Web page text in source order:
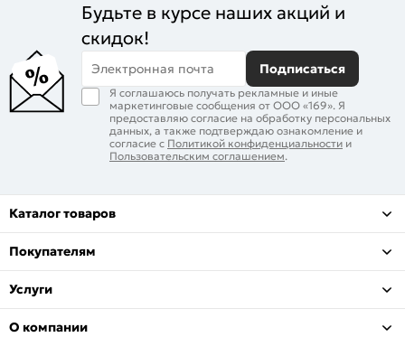
Будьте в курсе наших акций и
скидок!
Электронная почта Подписаться
Я соглашаюсь получать рекламные и иные
маркетинговые сообщения от ООО «169». Я
предоставляю согласие на обработку персональных
данных, а также подтверждаю ознакомление и
согласие с Политикой конфиденциальности и
Пользовательским соглашением.
Каталог товаров
Покупателям
Услуги
О компании